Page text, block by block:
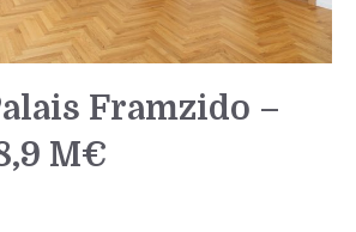
Framzido –
M€